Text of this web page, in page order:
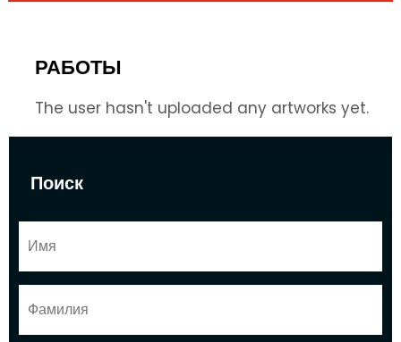
Поиск
РАБОТЫ
The user hasn't uploaded any artworks yet.